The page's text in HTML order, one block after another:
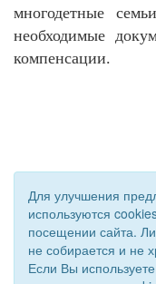
многодетные
необходимые
компенсации.
Для улучшения
используются
посещении сайта.
не собирается и не
Если Вы